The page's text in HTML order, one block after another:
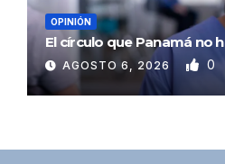
OPINIÓN
El círculo que Panamá no
AGOSTO 6, 2026 0